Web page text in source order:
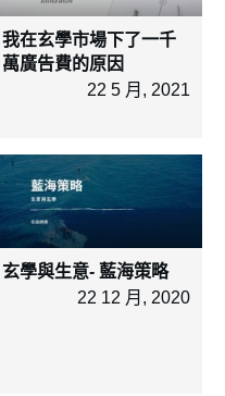
我在玄學市場下了一千
萬廣告費的原因
22 5 月, 2021
玄學與生意- 藍海策略
22 12 月, 2020